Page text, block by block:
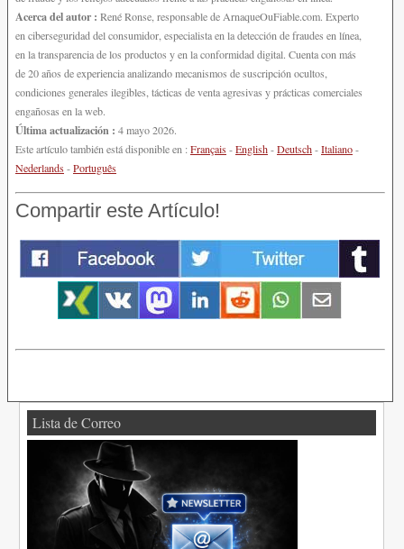
Acerca del autor : René Ronse, responsable de ArnaqueOuFiable.com. Experto
en ciberseguridad del consumidor, especialista en la detección de fraudes en línea,
en la transparencia de los productos y en la conformidad digital. Cuenta con más
de 20 años de experiencia analizando mecanismos de suscripción ocultos,
condiciones generales ilegibles, tácticas de venta agresivas y prácticas comerciales
engañosas en la web.
Última actualización : 4 mayo 2026.
Este artículo también está disponible en :Français-English-Deutsch-Italiano-
Nederlands-Português
Compartir este Artículo!
Lista de Correo